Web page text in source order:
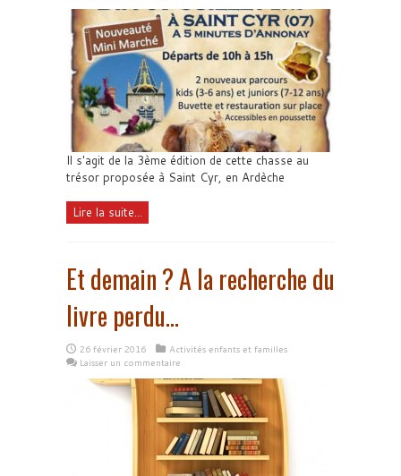
Il s'agit de la 3ème édition de cette chasse au
trésor proposée à Saint Cyr, en Ardèche
Lire la suite...
Et demain ? A la recherche du
livre perdu…
26 février 2016
Activités enfants et familles
Laisser un commentaire